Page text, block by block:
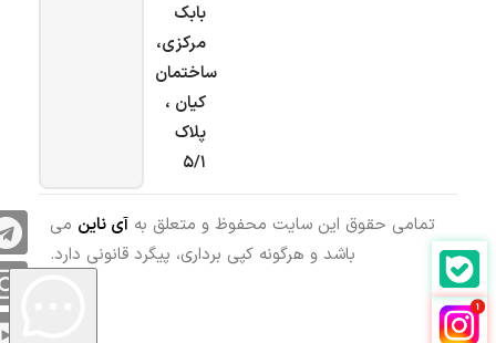
بابک
مرکزی،
ساختمان
کیان ،
پلاک
۵/۱
تمامی حقوق این سایت محفوظ و متعلق به آی ناین می
باشد و هرگونه کپی برداری، پیگرد قانونی دارد.